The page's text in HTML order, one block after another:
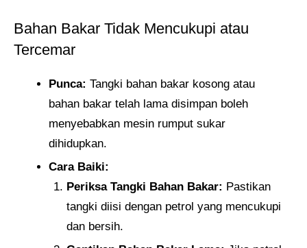
Bahan Bakar Tidak Mencukupi atau
Tercemar
Punca: Tangki bahan bakar kosong atau
bahan bakar telah lama disimpan boleh
menyebabkan mesin rumput sukar
dihidupkan.
Cara Baiki:
Periksa Tangki Bahan Bakar: Pastikan
tangki diisi dengan petrol yang mencukupi
dan bersih.